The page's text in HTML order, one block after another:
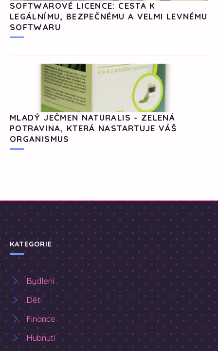
SOFTWAROVÉ LICENCE: CESTA K
LEGÁLNÍMU, BEZPEČNÉMU A VELMI LEVNÉMU
SOFTWARU
MLADÝ JEČMEN NATURALIS - ZELENÁ
POTRAVINA, KTERÁ NASTARTUJE VÁŠ
ORGANISMUS
KATEGORIE
Bydlení
Děti
Finance
Hubnutí